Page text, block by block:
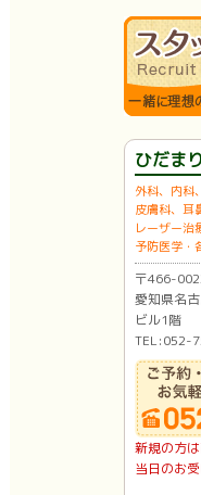
ひだま
外科、内科
皮膚科、耳
レーザー治
予防医学・
〒466-
愛知県名
ビル1階
TEL:052-
新規の方
当日のお